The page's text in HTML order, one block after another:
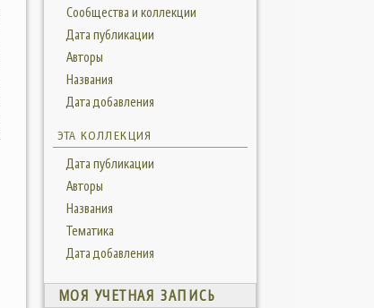
Сообщества и коллекции
Дата публикации
Авторы
Названия
Дата добавления
ЭТА КОЛЛЕКЦИЯ
Дата публикации
Авторы
Названия
Тематика
Дата добавления
МОЯ УЧЕТНАЯ ЗАПИСЬ